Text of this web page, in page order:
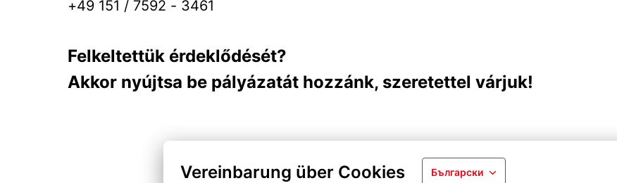
Vereinbarung über Cookies Български
+49 151 / 7592 - 3461
Felkeltettük érdeklődését?
Akkor nyújtsa be pályázatát hozzánk, szeretettel várjuk!